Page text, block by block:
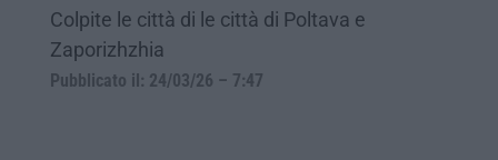
Colpite le città di le città di Poltava e
Zaporizhzhia
Pubblicato il: 24/03/26 – 7:47